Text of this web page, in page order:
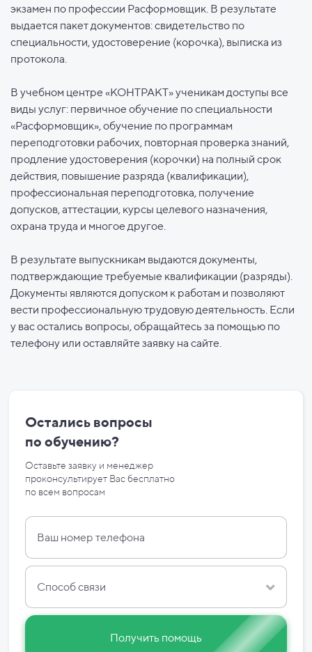
экзамен по профессии Расформовщик. В результате
выдается пакет документов: свидетельство по
специальности, удостоверение (корочка), выписка из
протокола.
В учебном центре «КОНТРАКТ» ученикам доступы все
виды услуг: первичное обучение по специальности
«Расформовщик», обучение по программам
переподготовки рабочих, повторная проверка знаний,
продление удостоверения (корочки) на полный срок
действия, повышение разряда (квалификации),
профессиональная переподготовка, получение
допусков, аттестации, курсы целевого назначения,
охрана труда и многое другое.
В результате выпускникам выдаются документы,
подтверждающие требуемые квалификации (разряды).
Документы являются допуском к работам и позволяют
вести профессиональную трудовую деятельность. Если
у вас остались вопросы, обращайтесь за помощью по
телефону или оставляйте заявку на сайте.
Остались вопросы
по обучению?
Оставьте заявку и менеджер
проконсультирует Вас бесплатно
по всем вопросам
Способ связи
Получить помощь